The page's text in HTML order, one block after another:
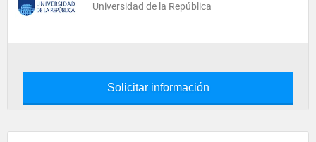
Universidad de la República
Solicitar información